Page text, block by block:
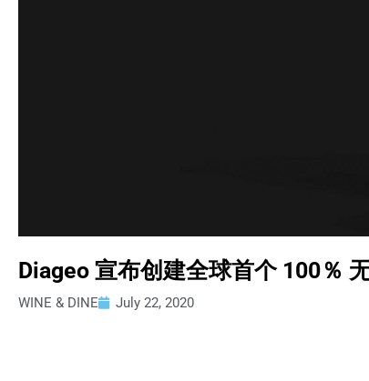
Diageo 宣布创建全球首个 100％
WINE & DINE July 22, 2020